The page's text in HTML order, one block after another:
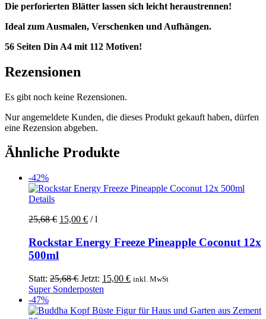
Die perforierten Blätter lassen sich leicht heraustrennen!
Ideal zum Ausmalen, Verschenken und Aufhängen.
56 Seiten Din A4 mit 112 Motiven!
Rezensionen
Es gibt noch keine Rezensionen.
Nur angemeldete Kunden, die dieses Produkt gekauft haben, dürfen
eine Rezension abgeben.
Ähnliche Produkte
-42%
Details
25,68€ 15,00 € /l
Rockstar Energy Freeze Pineapple Coconut 12x
500ml
Statt: 25,68€ Ursprünglicher
Preis
25,68 €
Jetzt: 15,00 €Aktueller
15,00 €.
inkl. MwSt
Super Sonderposten
-47%